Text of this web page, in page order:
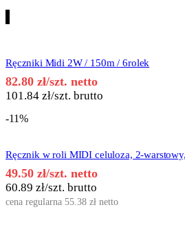
Ręczniki Midi 2W / 150m / 6rolek
82.80 zł/szt. netto
101.84 zł/szt. brutto
-11%
Ręcznik w roli MIDI celuloza, 2-
49.50 zł/szt. netto
60.89 zł/szt. brutto
cena regularna 55.38 zł netto